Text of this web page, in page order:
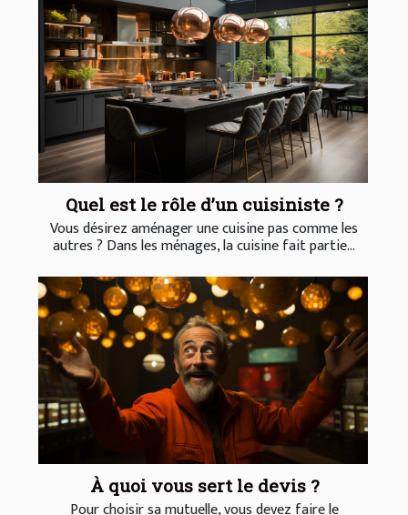
Quel est le rôle d’un cuisiniste ?
Vous désirez aménager une cuisine pas comme les
autres ? Dans les ménages, la cuisine fait partie...
À quoi vous sert le devis ?